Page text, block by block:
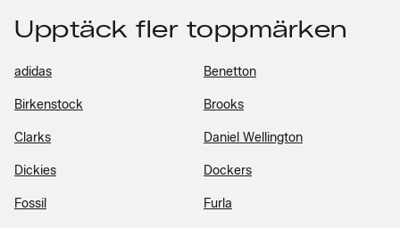
Upptäck fler toppmärken
adidas Benetton
Birkenstock Brooks
Clarks Daniel Wellington
Dickies Dockers
Fossil Furla